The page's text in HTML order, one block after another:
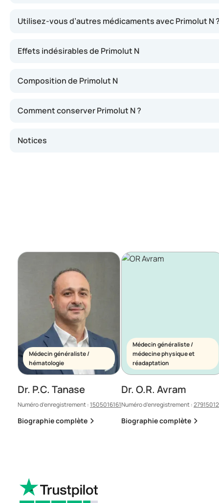
Utilisez-vous d’autres médicaments avec Primolut N
Effets indésirables de Primolut N
Composition de Primolut N
Comment conserver Primolut N ?
Notices
Médecin généraliste /
hématologie
Dr. P.C. Tanase
Numéro d’enregistrement :1505016161
Biographie complète
Médecin généraliste /
médecine physique et
réadaptation
Dr. O.R. Avram
Numéro d’enregistrement :
Biographie complète